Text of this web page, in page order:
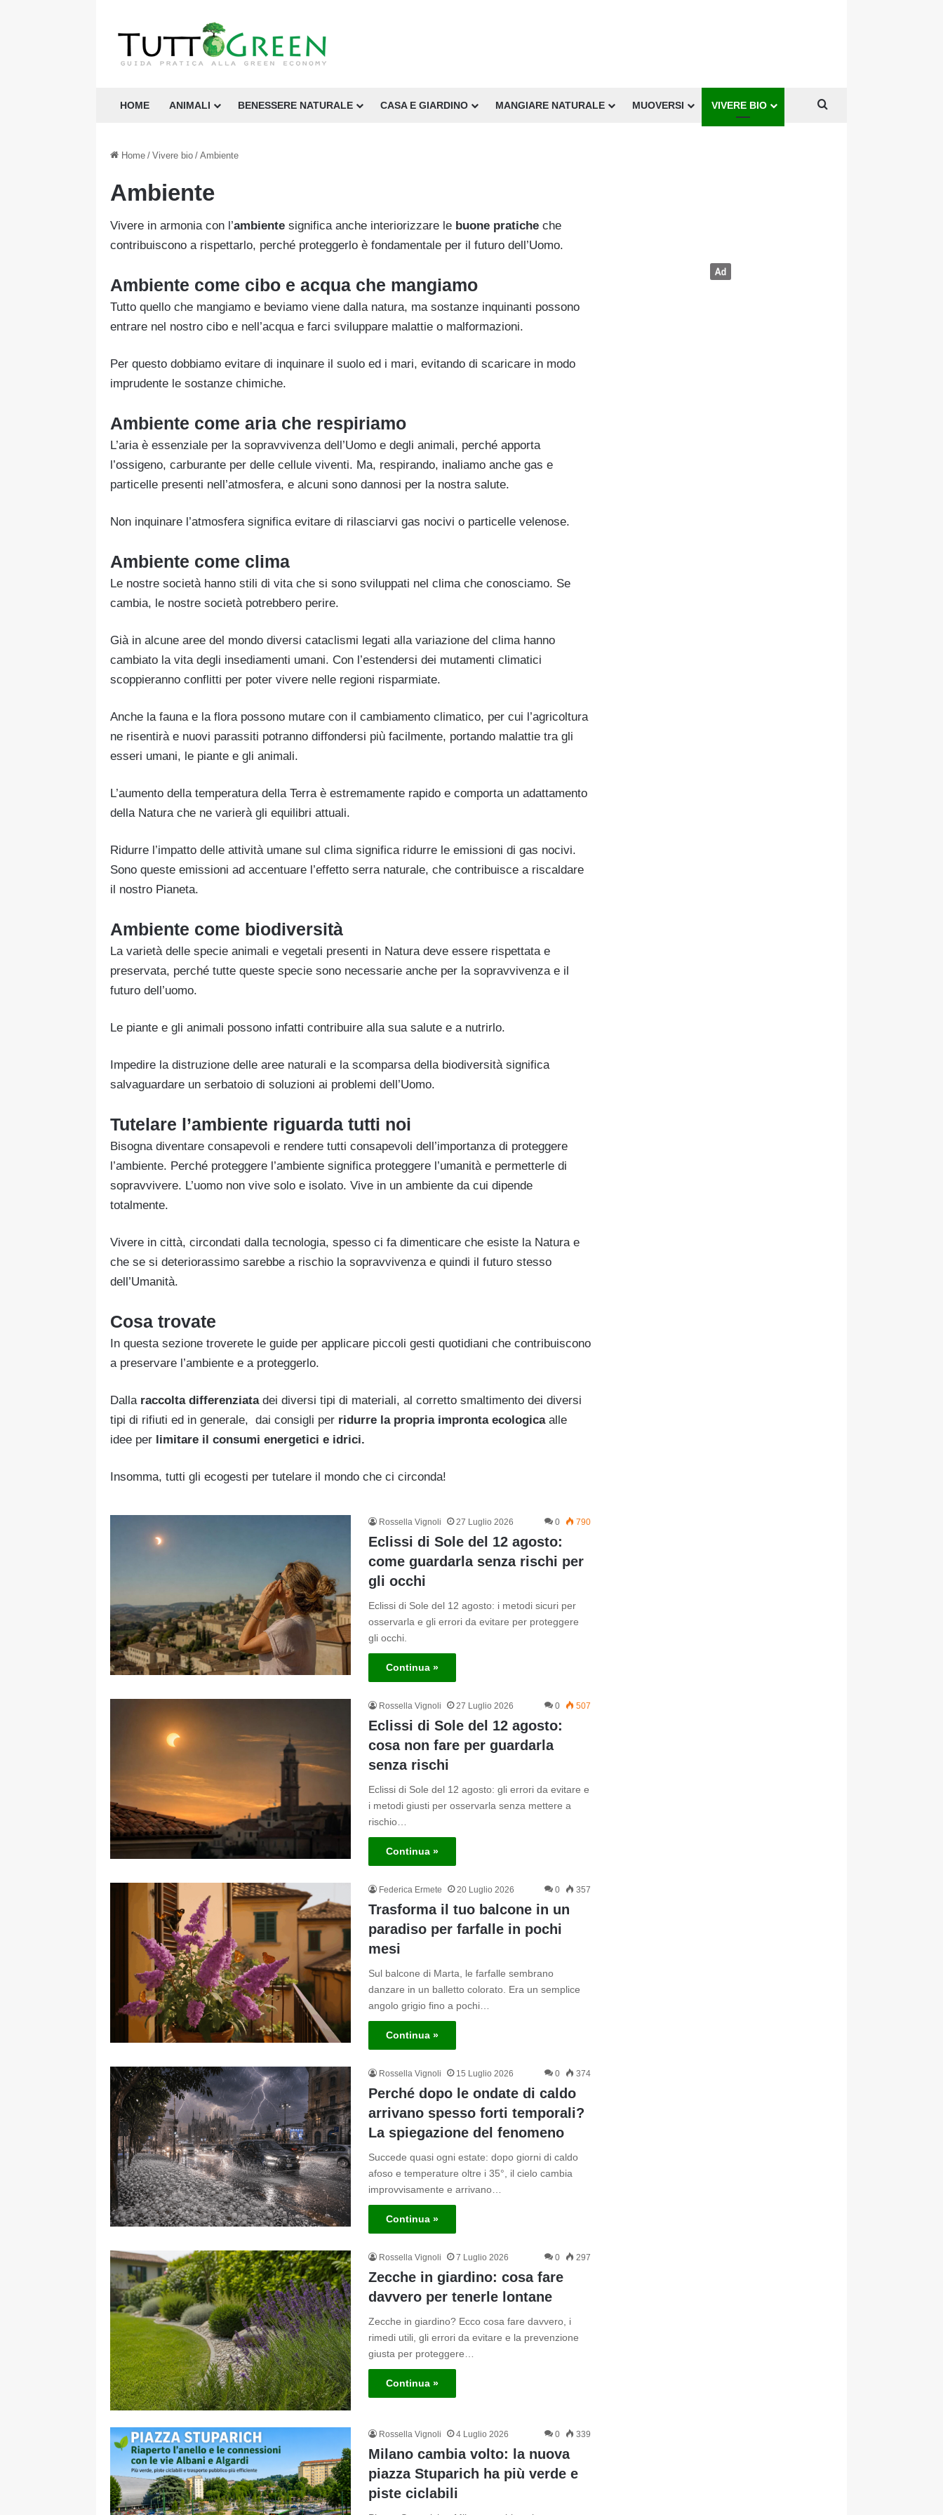
HOME ANIMALI BENESSERE NATURALE CASA E GIARDINO MANGIARE NATURALE MUOVERSI VIVERE BIO
Home / Vivere bio / Ambiente
Ambiente
Vivere in armonia con l’ambiente significa anche interiorizzare le buone pratiche che
contribuiscono a rispettarlo, perché proteggerlo è fondamentale per il futuro dell’Uomo.
Ambiente come cibo e acqua che mangiamo
Tutto quello che mangiamo e beviamo viene dalla natura, ma sostanze inquinanti possono
entrare nel nostro cibo e nell’acqua e farci sviluppare malattie o malformazioni.
Per questo dobbiamo evitare di inquinare il suolo ed i mari, evitando di scaricare in modo
imprudente le sostanze chimiche.
Ambiente come aria che respiriamo
L’aria è essenziale per la sopravvivenza dell’Uomo e degli animali, perché apporta
l’ossigeno, carburante per delle cellule viventi. Ma, respirando, inaliamo anche gas e
particelle presenti nell’atmosfera, e alcuni sono dannosi per la nostra salute.
Non inquinare l’atmosfera significa evitare di rilasciarvi gas nocivi o particelle velenose.
Ambiente come clima
Le nostre società hanno stili di vita che si sono sviluppati nel clima che conosciamo. Se
cambia, le nostre società potrebbero perire.
Già in alcune aree del mondo diversi cataclismi legati alla variazione del clima hanno
cambiato la vita degli insediamenti umani. Con l’estendersi dei mutamenti climatici
scoppieranno conflitti per poter vivere nelle regioni risparmiate.
Anche la fauna e la flora possono mutare con il cambiamento climatico, per cui l’agricoltura
ne risentirà e nuovi parassiti potranno diffondersi più facilmente, portando malattie tra gli
esseri umani, le piante e gli animali.
L’aumento della temperatura della Terra è estremamente rapido e comporta un adattamento
della Natura che ne varierà gli equilibri attuali.
Ridurre l’impatto delle attività umane sul clima significa ridurre le emissioni di gas nocivi.
Sono queste emissioni ad accentuare l’effetto serra naturale, che contribuisce a riscaldare
il nostro Pianeta.
Ambiente come biodiversità
La varietà delle specie animali e vegetali presenti in Natura deve essere rispettata e
preservata, perché tutte queste specie sono necessarie anche per la sopravvivenza e il
futuro dell’uomo.
Le piante e gli animali possono infatti contribuire alla sua salute e a nutrirlo.
Impedire la distruzione delle aree naturali e la scomparsa della biodiversità significa
salvaguardare un serbatoio di soluzioni ai problemi dell’Uomo.
Tutelare l’ambiente riguarda tutti noi
Bisogna diventare consapevoli e rendere tutti consapevoli dell’importanza di proteggere
l’ambiente. Perché proteggere l’ambiente significa proteggere l’umanità e permetterle di
sopravvivere. L’uomo non vive solo e isolato. Vive in un ambiente da cui dipende
totalmente.
Vivere in città, circondati dalla tecnologia, spesso ci fa dimenticare che esiste la Natura e
che se si deteriorassimo sarebbe a rischio la sopravvivenza e quindi il futuro stesso
dell’Umanità.
Cosa trovate
In questa sezione troverete le guide per applicare piccoli gesti quotidiani che contribuiscono
a preservare l’ambiente e a proteggerlo.
Dalla raccolta differenziata dei diversi tipi di materiali, al corretto smaltimento dei diversi
tipi di rifiuti ed in generale, dai consigli per ridurre la propria impronta ecologicaalle
idee per limitare il consumi energetici e idrici.
Insomma, tutti gli ecogesti per tutelare il mondo che ci circonda!
Rossella Vignoli 27 Luglio 2026 0 790
Eclissi di Sole del 12 agosto:
come guardarla senza rischi per
gli occhi
Eclissi di Sole del 12 agosto: i metodi sicuri per
osservarla e gli errori da evitare per proteggere
gli occhi.
Continua »
Rossella Vignoli 27 Luglio 2026 0 507
Eclissi di Sole del 12 agosto:
cosa non fare per guardarla
senza rischi
Eclissi di Sole del 12 agosto: gli errori da evitare e
i metodi giusti per osservarla senza mettere a
rischio…
Continua »
Federica Ermete 20 Luglio 2026 0 357
Trasforma il tuo balcone in un
paradiso per farfalle in pochi
mesi
Sul balcone di Marta, le farfalle sembrano
danzare in un balletto colorato. Era un semplice
angolo grigio fino a pochi…
Continua »
Rossella Vignoli 15 Luglio 2026 0 374
Perché dopo le ondate di caldo
arrivano spesso forti temporali?
La spiegazione del fenomeno
Succede quasi ogni estate: dopo giorni di caldo
afoso e temperature oltre i 35°, il cielo cambia
improvvisamente e arrivano…
Continua »
Rossella Vignoli 7 Luglio 2026 0 297
Zecche in giardino: cosa fare
davvero per tenerle lontane
Zecche in giardino? Ecco cosa fare davvero, i
rimedi utili, gli errori da evitare e la prevenzione
giusta per proteggere…
Continua »
Rossella Vignoli 4 Luglio 2026 0 339
Milano cambia volto: la nuova
piazza Stuparich ha più verde e
piste ciclabili